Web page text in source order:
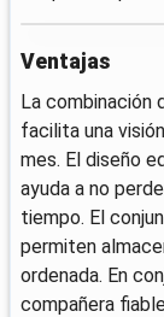
Ventajas
La combinación
facilita una
mes. El diseño
ayuda a no
tiempo. El
permiten
ordenada. En
compañera